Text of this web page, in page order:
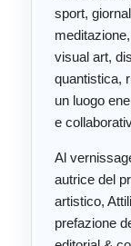
sport,
visual art,
quantistica,
un luogo
e
Al
autrice del
artistico,
prefazione